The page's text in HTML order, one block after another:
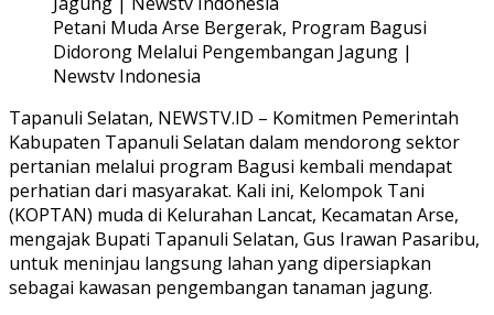
Petani Muda Arse Bergerak, Program Bagusi
Didorong Melalui Pengembangan Jagung |
Newstv Indonesia
Tapanuli Selatan, NEWSTV.ID – Komitmen Pemerintah
Kabupaten Tapanuli Selatan dalam mendorong sektor
pertanian melalui program Bagusi kembali mendapat
perhatian dari masyarakat. Kali ini, Kelompok Tani
(KOPTAN) muda di Kelurahan Lancat, Kecamatan Arse,
mengajak Bupati Tapanuli Selatan, Gus Irawan Pasaribu,
untuk meninjau langsung lahan yang dipersiapkan
sebagai kawasan pengembangan tanaman jagung.